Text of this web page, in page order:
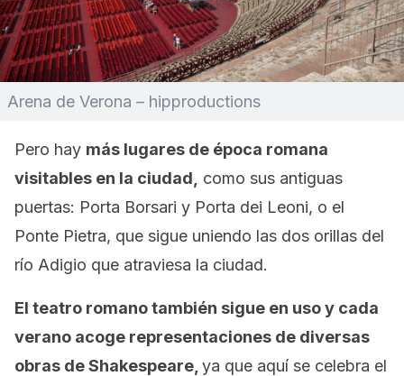
Arena de Verona – hipproductions
Pero hay más lugares de época romana
visitables en la ciudad,
como sus antiguas
puertas: Porta Borsari y Porta dei Leoni, o el
Ponte Pietra, que sigue uniendo las dos orillas del
río Adigio que atraviesa la ciudad.
El teatro romano también sigue en uso y cada
verano acoge representaciones de diversas
obras de Shakespeare, ya que aquí se celebra el